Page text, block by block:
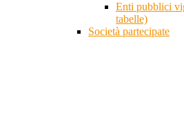
Enti pubblici
tabelle)
Società partecipate